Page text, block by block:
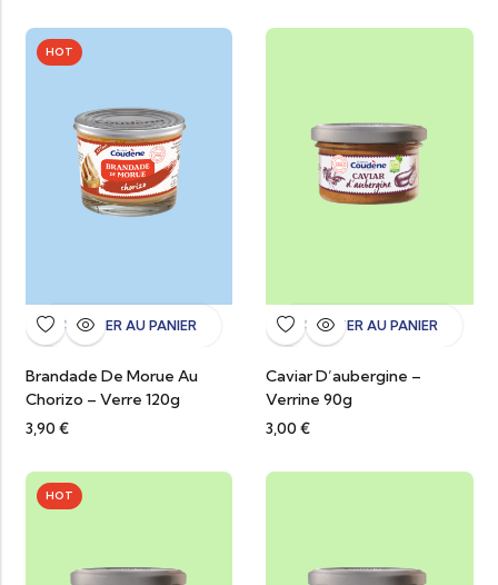
HOT
AJOUTER AU PANIER
Brandade De Morue Au
Chorizo – Verre 120g
3,90 €
AJOUTER AU PANIER
Caviar D’aubergine –
Verrine 90g
3,00 €
HOT